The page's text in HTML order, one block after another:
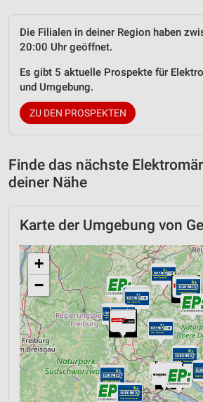
Die Filialen in deiner Region haben
20:00 Uhr geöffnet.
Es gibt 5 aktuelle Prospekte für
und Umgebung.
ZU DEN PROSPEKTEN
Finde das nächste
deiner Nähe
Karte der Umgebung von
+
−